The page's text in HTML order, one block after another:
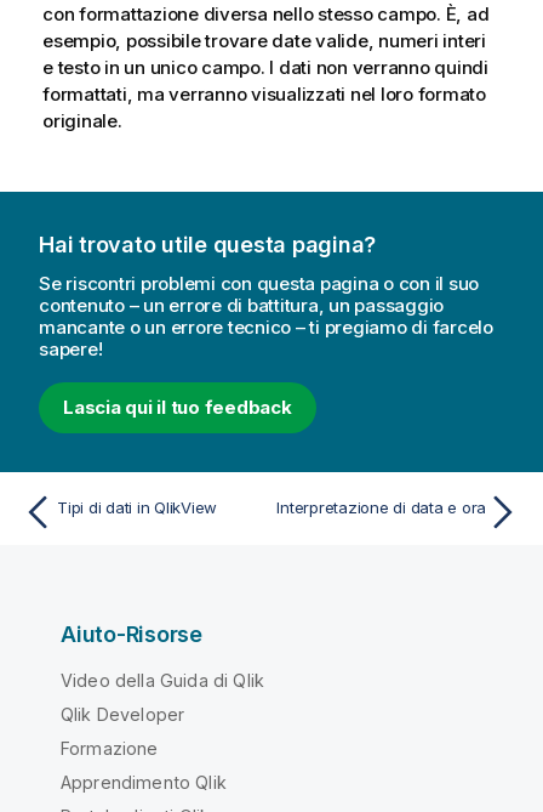
con formattazione diversa nello stesso campo. È, ad
esempio, possibile trovare date valide, numeri interi
e testo in un unico campo. I dati non verranno quindi
formattati, ma verranno visualizzati nel loro formato
originale.
Hai trovato utile questa pagina?
Se riscontri problemi con questa pagina o con il suo
contenuto – un errore di battitura, un passaggio
mancante o un errore tecnico – ti pregiamo di farcelo
sapere!
Lascia qui il tuo feedback
Tipi di dati in QlikView Interpretazione di data e ora
Aiuto-Risorse
Video della Guida di Qlik
Qlik Developer
Formazione
Apprendimento Qlik